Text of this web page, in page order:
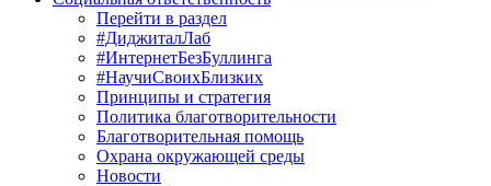
Перейти в раздел
#ДиджиталЛаб
#ИнтернетБезБуллинга
#НаучиСвоихБлизких
Принципы и стратегия
Политика благотворительности
Благотворительная помощь
Охрана окружающей среды
Новости